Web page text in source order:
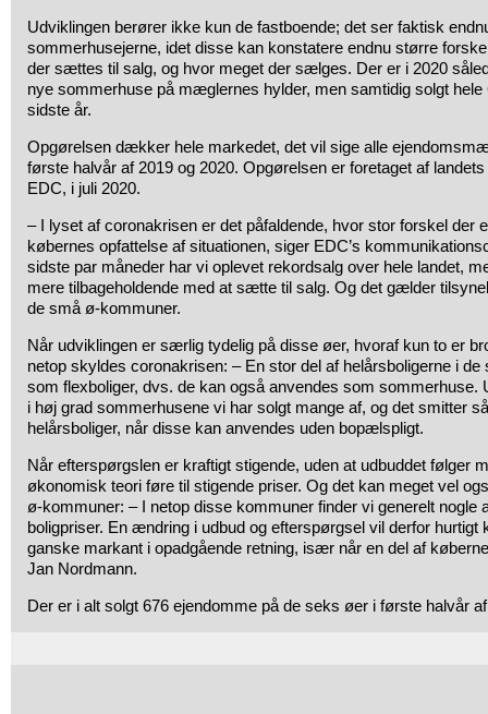
Udviklingen berører ikke kun de fastboende; det ser faktisk
sommerhusejerne, idet disse kan konstatere endnu større
der sættes til salg, og hvor meget der sælges. Der er i 2020
nye sommerhuse på mæglernes hylder, men samtidig solgt hele
sidste år.
Opgørelsen dækker hele markedet, det vil sige alle
første halvår af 2019 og 2020. Opgørelsen er foretaget af
EDC, i juli 2020.
– I lyset af coronakrisen er det påfaldende, hvor stor forskel der
købernes opfattelse af situationen, siger EDC’s
sidste par måneder har vi oplevet rekordsalg over hele landet,
mere tilbageholdende med at sætte til salg. Og det gælder
de små ø-kommuner.
Når udviklingen er særlig tydelig på disse øer, hvoraf kun to er
netop skyldes coronakrisen: – En stor del af helårsboligerne i
som flexboliger, dvs. de kan også anvendes som sommerhuse.
i høj grad sommerhusene vi har solgt mange af, og det smitter
helårsboliger, når disse kan anvendes uden bopælspligt.
Når efterspørgslen er kraftigt stigende, uden at udbuddet følger
økonomisk teori føre til stigende priser. Og det kan meget vel
ø-kommuner: – I netop disse kommuner finder vi generelt nogle
boligpriser. En ændring i udbud og efterspørgsel vil derfor hurtigt
ganske markant i opadgående retning, især når en del af
Jan Nordmann.
Der er i alt solgt 676 ejendomme på de seks øer i første halvår